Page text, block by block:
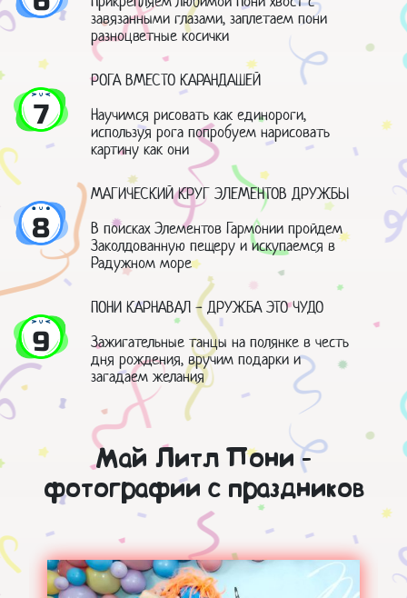
завязанными глазами, заплетаем пони
разноцветные косички
7
РОГА ВМЕСТО КАРАНДАШЕЙ
Научимся рисовать как единороги,
используя рога попробуем нарисовать
картину как они
8
МАГИЧЕСКИЙ КРУГ ЭЛЕМЕНТОВ ДРУЖБЫ
В поисках Элементов Гармонии пройдем
Заколдованную пещеру и искупаемся в
Радужном море
9
ПОНИ КАРНАВАЛ - ДРУЖБА ЭТО ЧУДО
Зажигательные танцы на полянке в честь
дня рождения, вручим подарки и
загадаем желания
Май Литл Пони -
фотографии с праздников